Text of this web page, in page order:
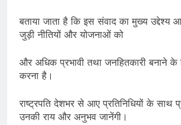
बताया जाता है कि इस संवाद का मुख्य उद्देश्य
जुड़ी नीतियों और योजनाओं को
और अधिक प्रभावी तथा जनहितकारी बनाने के
करना है।
राष्ट्रपति देशभर से आए प्रतिनिधियों के साथ
उनकी राय और अनुभव जानेंगी।